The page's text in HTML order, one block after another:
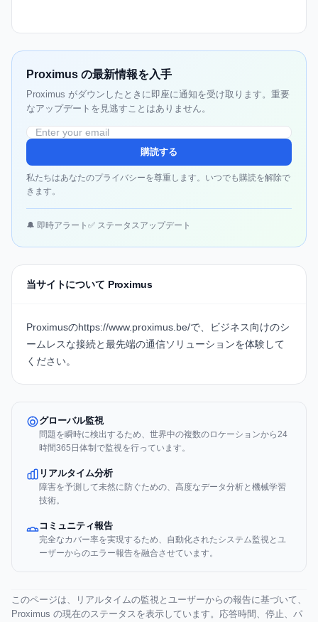
Proximus の最新情報を入手
Proximus がダウンしたときに即座に通知を受け取ります。重要
なアップデートを見逃すことはありません。
購読する
私たちはあなたのプライバシーを尊重します。いつでも購読を解除で
きます。
🔔 即時アラート ✅ ステータスアップデート
当サイトについて Proximus
Proximusのhttps://www.proximus.be/で、ビジネス向けのシ
ームレスな接続と最先端の通信ソリューションを体験して
ください。
グローバル監視
問題を瞬時に検出するため、世界中の複数のロケーションから24
時間365日体制で監視を行っています。
リアルタイム分析
障害を予測して未然に防ぐための、高度なデータ分析と機械学習
技術。
コミュニティ報告
完全なカバー率を実現するため、自動化されたシステム監視とユ
ーザーからのエラー報告を融合させています。
このページは、リアルタイムの監視とユーザーからの報告に基づいて、
Proximus の現在のステータスを表示しています。応答時間、停止、パ